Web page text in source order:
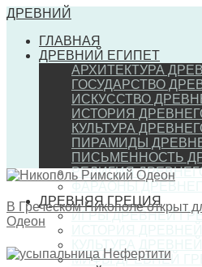
ДРЕВНИЙ
ГЛАВНАЯ
ДРЕВНИЙ ЕГИПЕТ
АРХИТЕКТУРА
ГОСУДАРСТВО
ИСКУССТВО
ИСТОРИЯ
КУЛЬТУРА
ПИРАМИДЫ
ПИСЬМЕННОСТЬ
РЕЛИГИЯ
ФАРАОНЫ
ДРЕВНЯЯ ГРЕЦИЯ
ИГРЫ ДРЕВНЕЙ
МИФЫ ДРЕВНЕЙ
В Греческом Никополе открыт
Одеон